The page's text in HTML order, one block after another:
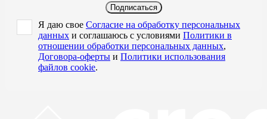
Подписаться
Я даю свое Согласие на обработку персональных
данных и соглашаюсь с условиями Политики в
отношении обработки персональных данных,
Договора-оферты и Политики использования
файлов cookie.